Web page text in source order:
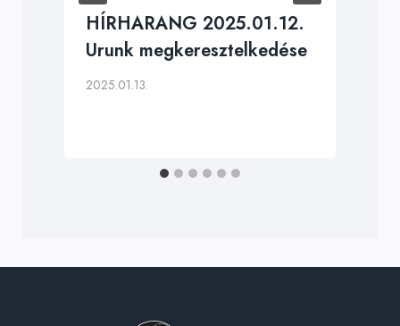
HÍRHARANG 2025.01.12.
Urunk megkeresztelkedése
2025.01.13.